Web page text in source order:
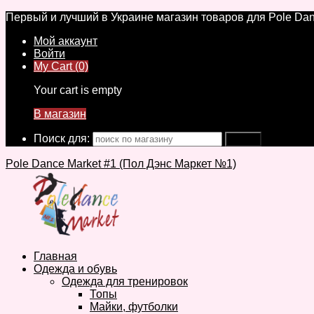
Первый и лучший в Украине магазин товаров для Pole
Мой аккаунт
Войти
My Cart (0)
Your cart is empty
В магазин
Поиск для:
Pole Dance Market #1 (Пол Дэнс Маркет №1)
Главная
Одежда и обувь
Одежда для тренировок
Топы
Майки, футболки